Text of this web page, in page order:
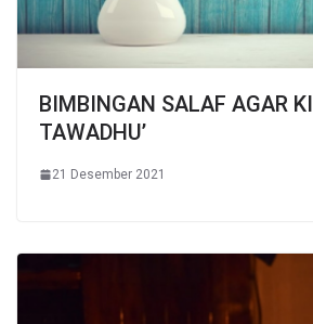
BIMBINGAN SALAF AGAR
TAWADHU’
21 Desember 2021